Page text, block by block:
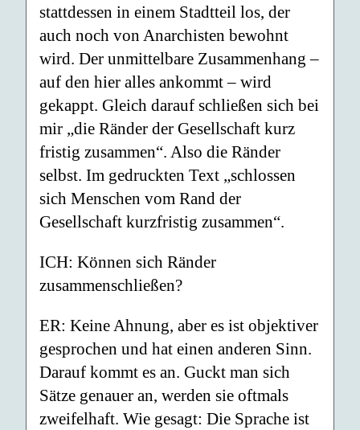
stattdessen in einem Stadtteil los, der
auch noch von Anarchisten bewohnt
wird. Der unmittelbare Zusammenhang –
auf den hier alles ankommt – wird
gekappt. Gleich darauf schließen sich bei
mir „die Ränder der Gesellschaft kurz
fristig zusammen“. Also die Ränder
selbst. Im gedruckten Text „schlossen
sich Menschen vom Rand der
Gesellschaft kurzfristig zusammen“.
ICH: Können sich Ränder
zusammenschließen?
ER: Keine Ahnung, aber es ist objektiver
gesprochen und hat einen anderen Sinn.
Darauf kommt es an. Guckt man sich
Sätze genauer an, werden sie oftmals
zweifelhaft. Wie gesagt: Die Sprache ist